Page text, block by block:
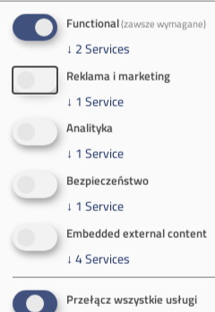
+48 32
(poniedziałek-
Spółka Południowy
Zakład
Functional(zawsze wymagane)
↓ 2Services
Reklama i marketing
↓ 1 Service
Analityka
↓ 1 Service
Bezpieczeństwo
↓ 1 Service
Embedded external content
↓ 4Services
Przełącz wszystkie usługi